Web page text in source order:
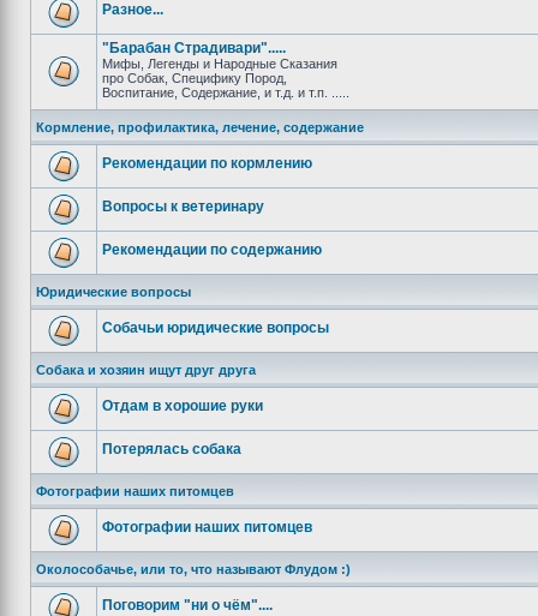
Разное...
"Барабан Страдивари".....
Мифы, Легенды и Народные Сказания
про Собак, Специфику Пород,
Воспитание, Содержание, и т.д. и т.п. .....
Кормление, профилактика, лечение, содержание
Рекомендации по кормлению
Вопросы к ветеринару
Рекомендации по содержанию
Юридические вопросы
Собачьи юридические вопросы
Собака и хозяин ищут друг друга
Отдам в хорошие руки
Потерялась собака
Фотографии наших питомцев
Фотографии наших питомцев
Околособачье, или то, что называют Флудом :)
Поговорим "ни о чём"....